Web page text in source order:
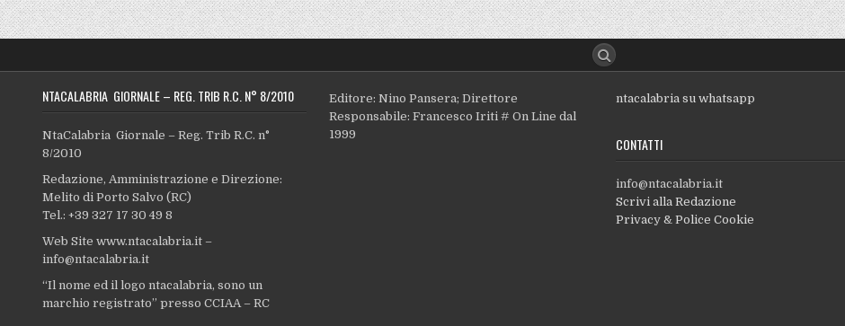
NTACALABRIA GIORNALE – REG. TRIB R.C. N° 8/2010
NtaCalabria Giornale – Reg. Trib R.C. n°
8/2010
Redazione, Amministrazione e Direzione:
Melito di Porto Salvo (RC)
Tel.: +39 327 17 30 49 8
Web Site www.ntacalabria.it –
info@ntacalabria.it
“Il nome ed il logo ntacalabria, sono un
marchio registrato” presso CCIAA – RC
Editore: Nino Pansera; Direttore
Responsabile: Francesco Iriti # On Line dal
1999
ntacalabria su whatsapp
CONTATTI
info@ntacalabria.it
Scrivi alla Redazione
Privacy & Police Cookie